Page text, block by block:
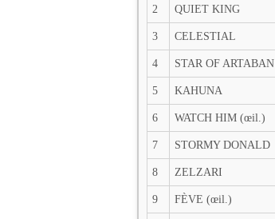
2 QUIET KING
3 CELESTIAL
4 STAR OF ARTABAN
5 KAHUNA
6 WATCH HIM (œil.)
7 STORMY DONALD
8 ZELZARI
9 FÈVE (œil.)